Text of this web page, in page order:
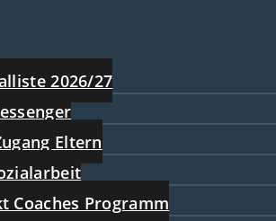
2026/27
Eltern
Coaches Programm